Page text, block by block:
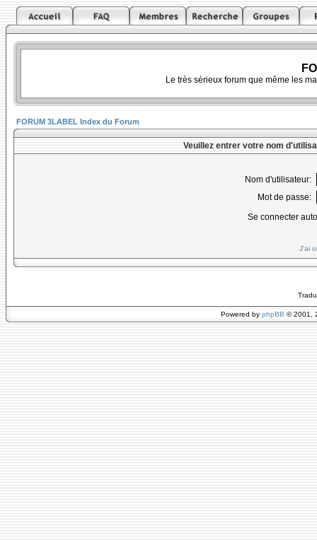
Le très sérieux forum que même les
FORUM 3LABEL Index du Forum
Veuillez entrer votre nom
Nom d'utilisateur:
Mot de passe:
Se connecter
J'ai
Powered by phpBB © 2001,